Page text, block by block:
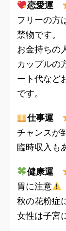
恋愛運
フリーの方
禁物です。
お金持ちの
カップルの
ート代など
です。
仕事運
チャンスが
臨時収入も
健康運
胃に注意
秋の花粉症
女性は子宮